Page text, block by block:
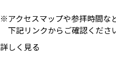
アクセスマップや参拝時間な
下記リンクからご確認くださ
詳しく見る